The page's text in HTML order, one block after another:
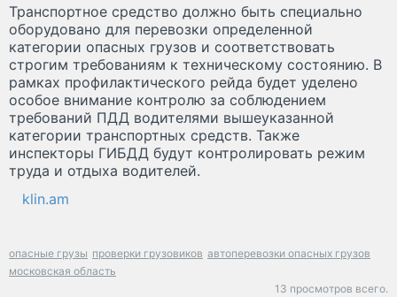
Транспортное средство должно быть специально
оборудовано для перевозки определенной
категории опасных грузов и соответствовать
строгим требованиям к техническому состоянию. В
рамках профилактического рейда будет уделено
особое внимание контролю за соблюдением
требований ПДД водителями вышеуказанной
категории транспортных средств. Также
инспекторы ГИБДД будут контролировать режим
труда и отдыха водителей.
klin.am
опасные грузы проверки грузовиков автоперевозки опасных грузов
московская область
13 просмотров всего.